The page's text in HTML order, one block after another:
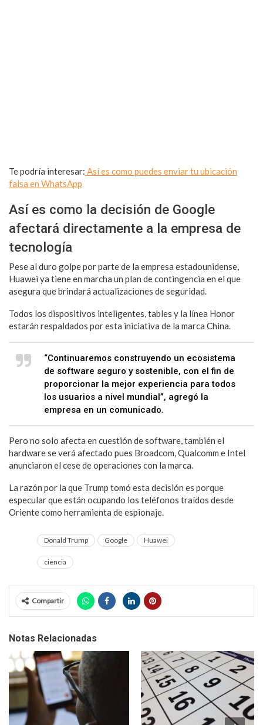
Te podría interesar: Así es como puedes enviar tu ubicación
falsa en WhatsApp
Así es como la decisión de Google
afectará directamente a la empresa de
tecnología
Pese al duro golpe por parte de la empresa estadounidense,
Huawei ya tiene en marcha un plan de contingencia en el que
asegura que brindará actualizaciones de seguridad.
Todos los dispositivos inteligentes, tables y la línea Honor
estarán respaldados por esta iniciativa de la marca China.
“Continuaremos construyendo un ecosistema
de software seguro y sostenible, con el fin de
proporcionar la mejor experiencia para todos
los usuarios a nivel mundial”, agregó la
empresa en un comunicado.
Pero no solo afecta en cuestión de software, también el
hardware se verá afectado pues Broadcom, Qualcomm e Intel
anunciaron el cese de operaciones con la marca.
La razón por la que Trump tomó esta decisión es porque
especular que están ocupando los teléfonos traídos desde
Oriente como herramienta de espionaje.
Donald Trump Google Huawei
ciencia
Compartir
Notas Relacionadas